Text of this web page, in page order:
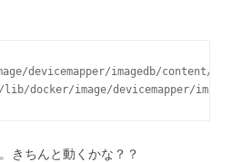
devicemapper/imagedb/content/
docker/image/devicemapper/
きちんと動くかな？？